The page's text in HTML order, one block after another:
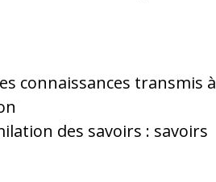
connaissances transmis à
des savoirs : savoirs